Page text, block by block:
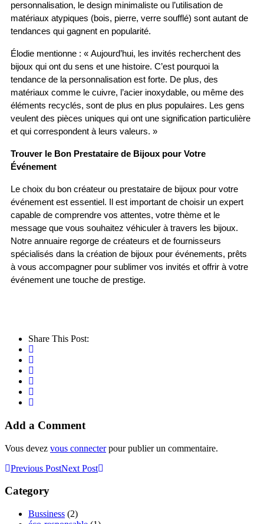
personnalisation, le design minimaliste ou l’utilisation de
matériaux atypiques (bois, pierre, verre soufflé) sont autant de
tendances qui gagnent en popularité.
Élodie mentionne : « Aujourd’hui, les invités recherchent des
bijoux qui ont du sens et une histoire. C’est pourquoi la
tendance de la personnalisation est forte. De plus, des
matériaux comme le cuivre, l’acier inoxydable, ou même des
éléments recyclés, sont de plus en plus populaires. Les gens
veulent des pièces uniques qui ont une signification particulière
et qui correspondent à leurs valeurs. »
Trouver le Bon Prestataire de Bijoux pour Votre
Événement
Le choix du bon créateur ou prestataire de bijoux pour votre
événement est essentiel. Il est important de choisir un expert
capable de comprendre vos attentes, votre thème et le
message que vous souhaitez véhiculer à travers les bijoux.
Notre annuaire regorge de créateurs et de fournisseurs
spécialisés dans la création de bijoux pour événements, prêts
à vous accompagner pour sublimer vos invités et offrir à votre
événement une touche de prestige.
Share This Post:
Add a Comment
Vous devez vous connecterpour publier un commentaire.
Previous PostNext Post
Category
Bussiness (2)